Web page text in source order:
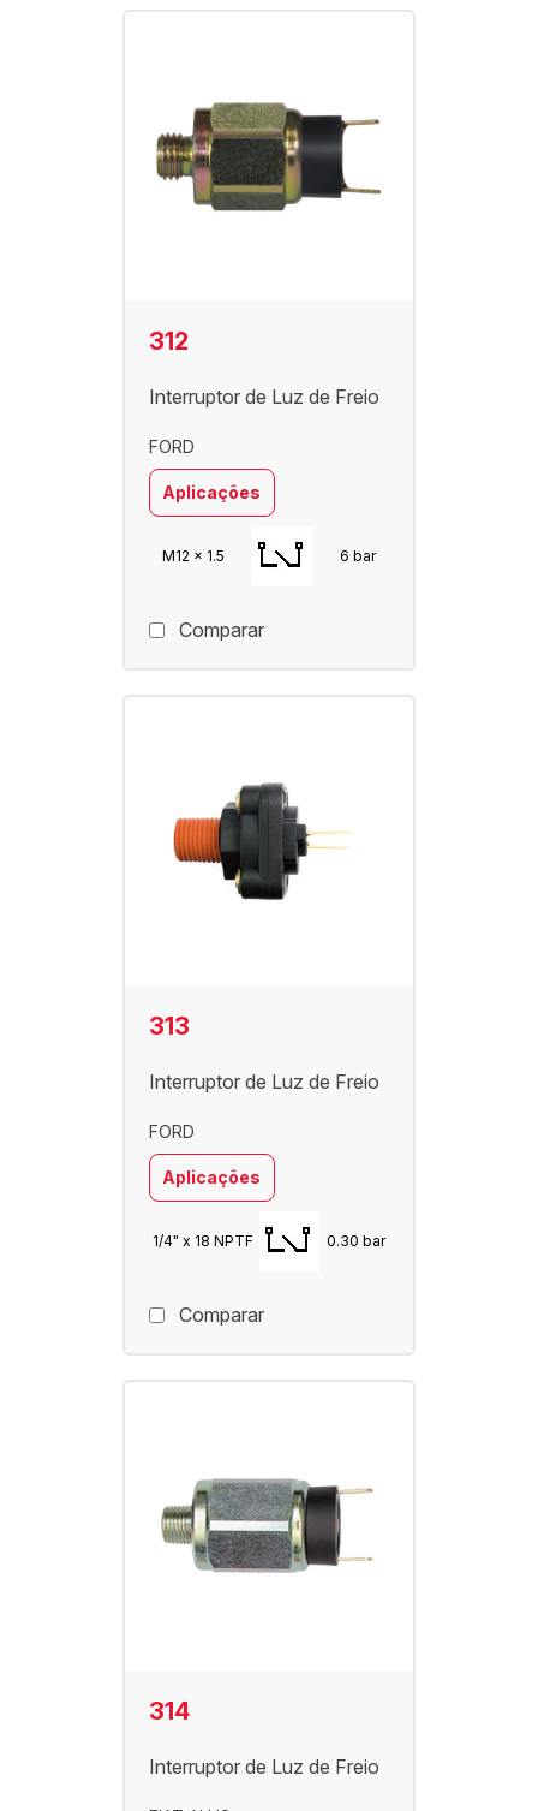
312
Interruptor de Luz de Freio
FORD
Aplicações
M12 x 1.5 6 bar
Comparar
313
Interruptor de Luz de Freio
FORD
Aplicações
1/4" x 18 NPTF 0.30 bar
Comparar
314
Interruptor de Luz de Freio